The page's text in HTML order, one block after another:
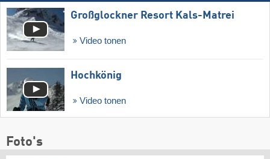
Großglockner Resort Kals-Matrei
Video tonen
Hochkönig
Video tonen
Foto's